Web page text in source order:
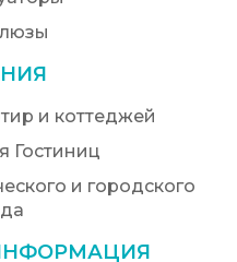
и коттеджей
Гостиниц
и городского